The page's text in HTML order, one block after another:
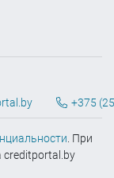
+375
. При
creditportal.by